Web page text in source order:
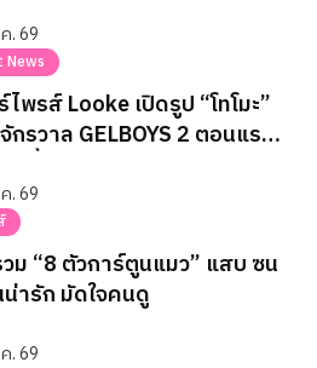
. 69
News
ไพรส์ Looke เปิดรูป “โทโมะ”
กรวาล GELBOYS 2 ตอนแรก
. 69
ม “8 ตัวการ์ตูนแมว” แสบ ซน
ารัก มัดใจคนดู
. 69